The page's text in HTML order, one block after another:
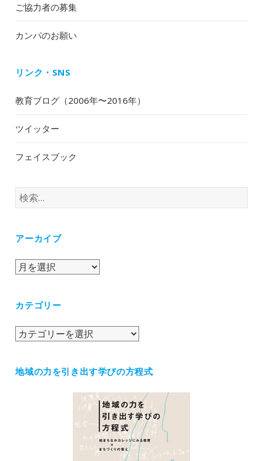
ご協力者の募集
カンパのお願い
リンク・SNS
教育ブログ（2006年〜2016年）
ツイッター
フェイスブック
検
索:
アーカイブ
ア
イ
カテゴリー
カ
リ
地域の力を引き出す学びの方程式